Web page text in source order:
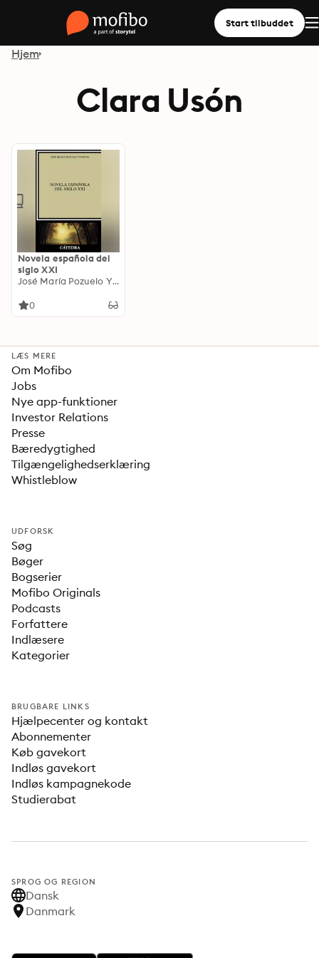
Start tilbuddet
Hjem
Clara Usón
Novela española del
siglo XXI
José María Pozuelo Yvancos
0
LÆS MERE
Om Mofibo
Jobs
Nye app-funktioner
Investor Relations
Presse
Bæredygtighed
Tilgængelighedserklæring
Whistleblow
UDFORSK
Søg
Bøger
Bogserier
Mofibo Originals
Podcasts
Forfattere
Indlæsere
Kategorier
BRUGBARE LINKS
Hjælpecenter og kontakt
Abonnementer
Køb gavekort
Indløs gavekort
Indløs kampagnekode
Studierabat
SPROG OG REGION
Dansk
Danmark